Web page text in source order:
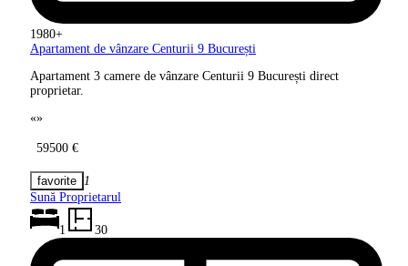
1980+
Apartament de vânzare Centurii 9 București
Apartament 3 camere de vânzare Centurii 9 București direct
proprietar.
«»
59500 €
1
Sună Proprietarul
1 30